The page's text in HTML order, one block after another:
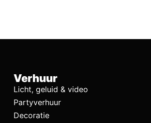
Verhuur
Licht, geluid & video
Partyverhuur
Decoratie